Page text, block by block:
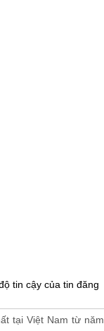
tin cậy của tin đăng
tại Việt Nam từ năm